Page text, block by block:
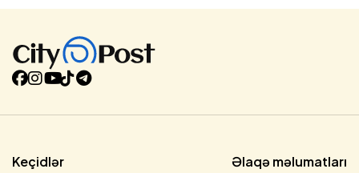
araşdırma aparılır.
Keçidlər
Əlaqə məlumatları